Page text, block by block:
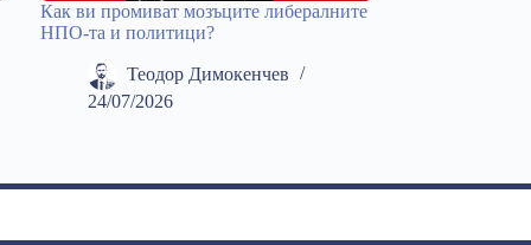
Как ви промиват мозъците либералните
НПО-та и политици?
Теодор Димокенчев
24/07/2026